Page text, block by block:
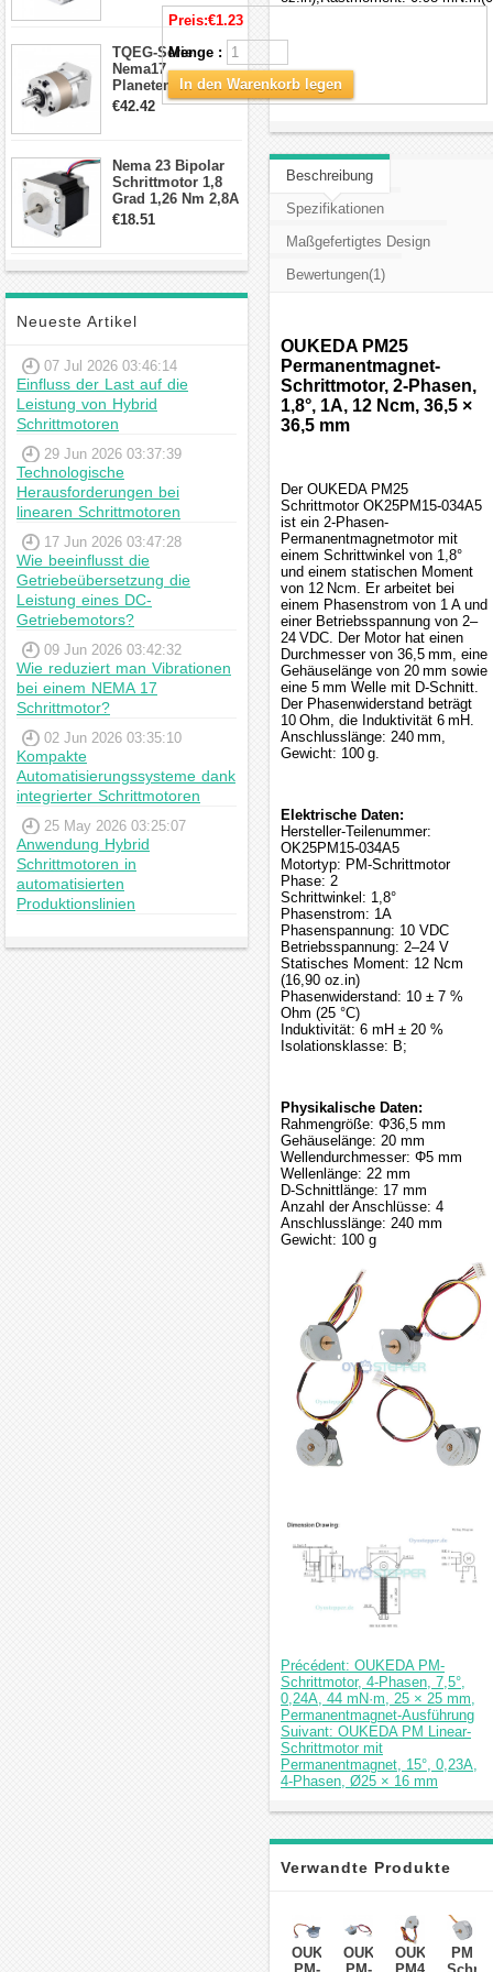
Draden Hybrid-
Schrittmotor
TQEG-Serie
Nema17
Planetengetriebe
10:1 Spiel 15Arc-
€42.42
Nema 23 Bipolar
Schrittmotor 1,8
Grad 1,26 Nm 2,8A
2,5V 4 Drähte
€18.51
Neueste Artikel
07 Jul 2026 03:46:14
Einfluss der Last auf die
Leistung von Hybrid
Schrittmotoren
29 Jun 2026 03:37:39
Technologische
Herausforderungen bei
linearen Schrittmotoren
17 Jun 2026 03:47:28
Wie beeinflusst die
Getriebeübersetzung die
Leistung eines DC-
Getriebemotors?
09 Jun 2026 03:42:32
Wie reduziert man Vibrationen
bei einem NEMA 17
Schrittmotor?
02 Jun 2026 03:35:10
Kompakte
Automatisierungssysteme dank
integrierter Schrittmotoren
25 May 2026 03:25:07
Anwendung Hybrid
Schrittmotoren in
automatisierten
Produktionslinien
Preis:€1.23
Menge :
In den Warenkorb legen
Beschreibung
Spezifikationen
Maßgefertigtes Design
Bewertungen(1)
OUKEDA PM25
Permanentmagnet-
Schrittmotor, 2-Phasen,
1,8°, 1A, 12 Ncm, 36,5 ×
36,5 mm
Der OUKEDA PM25
Schrittmotor OK25PM15-034A5
ist ein 2-Phasen-
Permanentmagnetmotor mit
einem Schrittwinkel von 1,8°
und einem statischen Moment
von 12 Ncm. Er arbeitet bei
einem Phasenstrom von 1 A und
einer Betriebsspannung von 2–
24 VDC. Der Motor hat einen
Durchmesser von 36,5 mm, eine
Gehäuselänge von 20 mm sowie
eine 5 mm Welle mit D-Schnitt.
Der Phasenwiderstand beträgt
10 Ohm, die Induktivität 6 mH.
Anschlusslänge: 240 mm,
Gewicht: 100 g.
Elektrische Daten:
Hersteller-Teilenummer:
OK25PM15-034A5
Motortyp: PM-Schrittmotor
Phase: 2
Schrittwinkel: 1,8°
Phasenstrom: 1A
Phasenspannung: 10 VDC
Betriebsspannung: 2–24 V
Statisches Moment: 12 Ncm
(16,90 oz.in)
Phasenwiderstand: 10 ± 7 %
Ohm (25 °C)
Induktivität: 6 mH ± 20 %
Isolationsklasse: B;
Physikalische Daten:
Rahmengröße: Φ36,5 mm
Gehäuselänge: 20 mm
Wellendurchmesser: Φ5 mm
Wellenlänge: 22 mm
D-Schnittlänge: 17 mm
Anzahl der Anschlüsse: 4
Anschlusslänge: 240 mm
Gewicht: 100 g
Précédent: OUKEDA PM-
Schrittmotor, 4-Phasen, 7,5°,
0,24A, 44 mN·m, 25 × 25 mm,
Permanentmagnet-Ausführung
Suivant: OUKEDA PM Linear-
Schrittmotor mit
Permanentmagnet, 15°, 0,23A,
4-Phasen, Ø25 × 16 mm
Verwandte Produkte
OUKEDAOUKEDAOUKEDAPM